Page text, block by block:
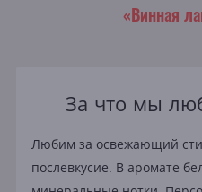
«Винная
За что мы
Любим за освежающий
послевкусие. В аромате